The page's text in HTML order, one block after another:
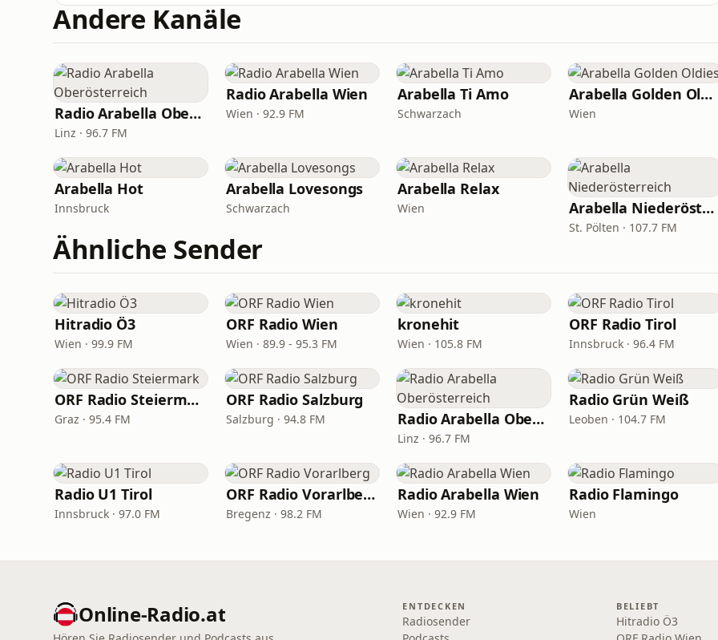
Andere Kanäle
Radio Arabella Oberösterreich
Linz · 96.7 FM
Radio Arabella Wien
Wien · 92.9 FM
Arabella Ti Amo
Schwarzach
Arabella Golden Oldies
Wien
Arabella Hot
Innsbruck
Arabella Lovesongs
Schwarzach
Arabella Relax
Wien Arabella Niederösterreich
St. Pölten · 107.7 FM
Ähnliche Sender
Hitradio Ö3
Wien · 99.9 FM
ORF Radio Wien
Wien · 89.9 - 95.3 FM
kronehit
Wien · 105.8 FM
ORF Radio Tirol
Innsbruck · 96.4 FM
ORF Radio Steiermark
Graz · 95.4 FM
ORF Radio Salzburg
Salzburg · 94.8 FM Radio Arabella Oberösterreich
Linz · 96.7 FM
Radio Grün Weiß
Leoben · 104.7 FM
Radio U1 Tirol
Innsbruck · 97.0 FM
ORF Radio Vorarlberg
Bregenz · 98.2 FM
Radio Arabella Wien
Wien · 92.9 FM
Radio Flamingo
Wien
Online‑Radio.at ENTDECKEN
Radiosender
BELIEBT
Hitradio Ö3